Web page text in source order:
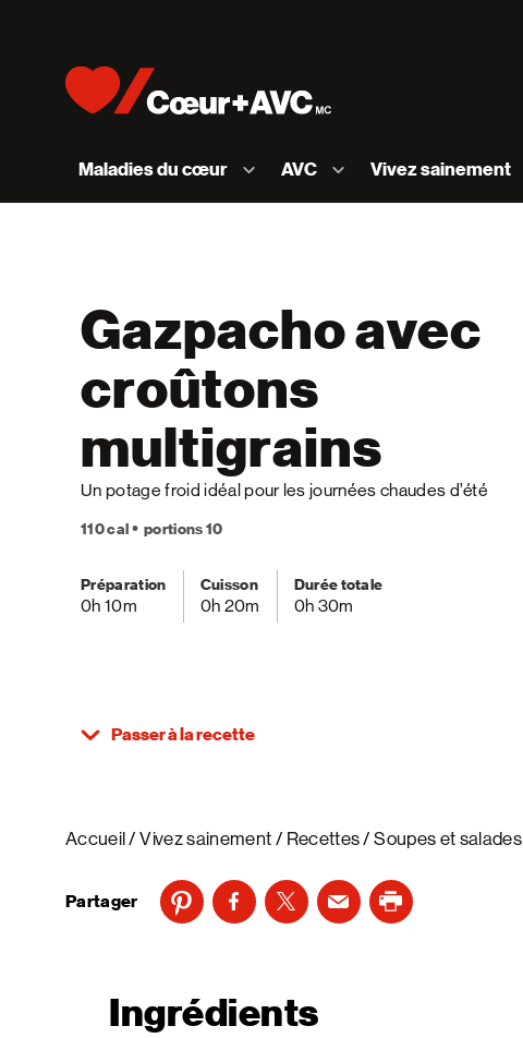
Maladies du cœur AVC Vivez sainement
Gazpacho avec
croûtons
multigrains
Un potage froid idéal pour les journées chaudes d’été
110 cal
portions 10
Préparation
0h 10m
Cuisson
0h 20m
Durée totale
0h 30m
Passer à la recette
Accueil Vivez sainement Recettes Soupes et salades
Partager
Ingrédients